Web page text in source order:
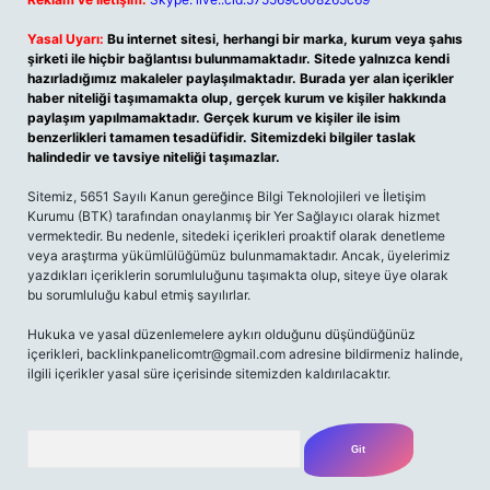
Yasal Uyarı: Bu internet sitesi, herhangi bir marka, kurum veya şahıs
şirketi ile hiçbir bağlantısı bulunmamaktadır. Sitede yalnızca kendi
hazırladığımız makaleler paylaşılmaktadır. Burada yer alan içerikler
haber niteliği taşımamakta olup, gerçek kurum ve kişiler hakkında
paylaşım yapılmamaktadır. Gerçek kurum ve kişiler ile isim
benzerlikleri tamamen tesadüfidir. Sitemizdeki bilgiler taslak
halindedir ve tavsiye niteliği taşımazlar.
Sitemiz, 5651 Sayılı Kanun gereğince Bilgi Teknolojileri ve İletişim
Kurumu (BTK) tarafından onaylanmış bir Yer Sağlayıcı olarak hizmet
vermektedir. Bu nedenle, sitedeki içerikleri proaktif olarak denetleme
veya araştırma yükümlülüğümüz bulunmamaktadır. Ancak, üyelerimiz
yazdıkları içeriklerin sorumluluğunu taşımakta olup, siteye üye olarak
bu sorumluluğu kabul etmiş sayılırlar.
Hukuka ve yasal düzenlemelere aykırı olduğunu düşündüğünüz
içerikleri, backlinkpanelicomtr@gmail.com adresine bildirmeniz halinde,
ilgili içerikler yasal süre içerisinde sitemizden kaldırılacaktır.